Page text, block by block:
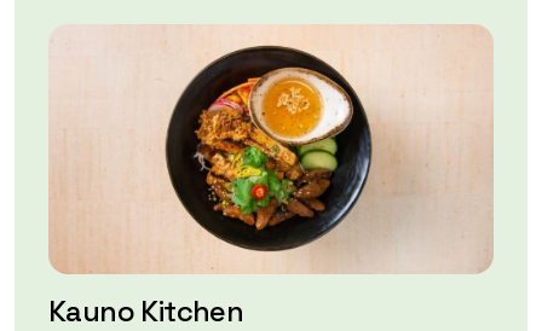
Kauno Kitchen